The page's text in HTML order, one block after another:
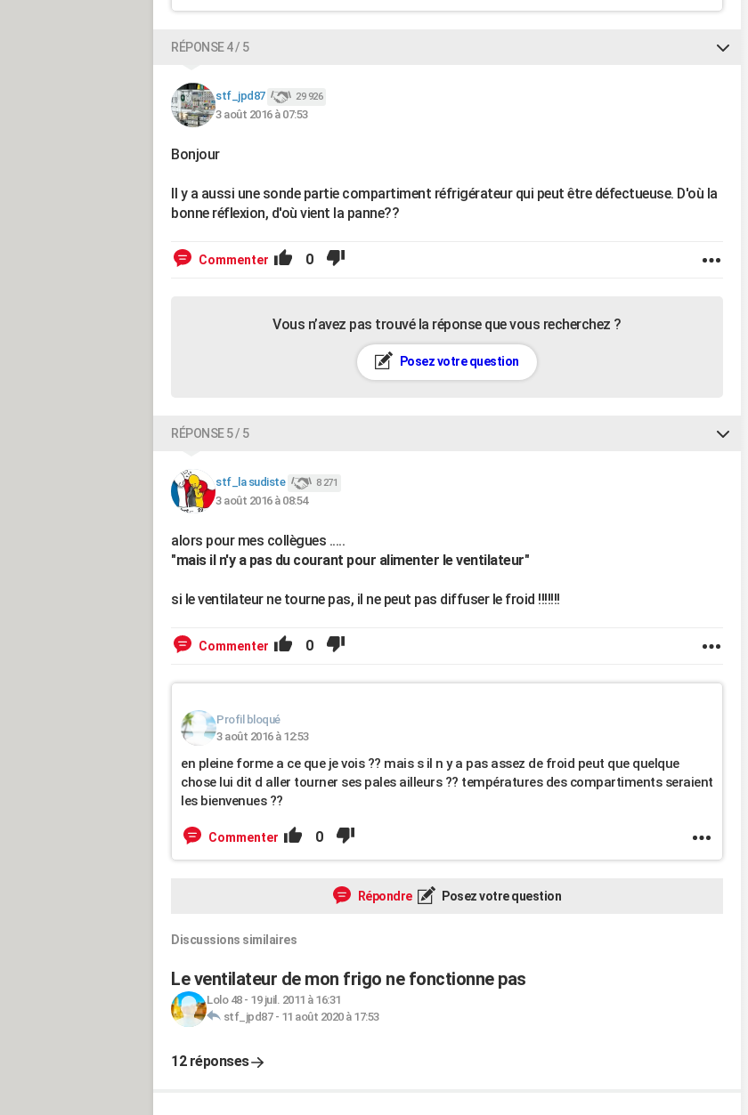
RÉPONSE 4 / 5
stf_jpd87 29 926
3 août 2016 à 07:53
Bonjour
Il y a aussi une sonde partie compartiment réfrigérateur qui peut être défectueuse. D'où la
bonne réflexion, d'où vient la panne??
Commenter 0
Vous n’avez pas trouvé la réponse que vous recherchez ?
Posez votre question
RÉPONSE 5 / 5
stf_la sudiste 8 271
3 août 2016 à 08:54
alors pour mes collègues .....
"mais il n'y a pas du courant pour alimenter le ventilateur"
si le ventilateur ne tourne pas, il ne peut pas diffuser le froid !!!!!!!
Commenter 0
Profil bloqué
3 août 2016 à 12:53
en pleine forme a ce que je vois ?? mais s il n y a pas assez de froid peut que quelque
chose lui dit d aller tourner ses pales ailleurs ?? températures des compartiments seraient
les bienvenues ??
Commenter 0
Répondre Posez votre question
Discussions similaires
Le ventilateur de mon frigo ne fonctionne pas
Lolo 48- 19 juil. 2011 à 16:31
stf_jpd87- 11 août 2020 à 17:53
12 réponses